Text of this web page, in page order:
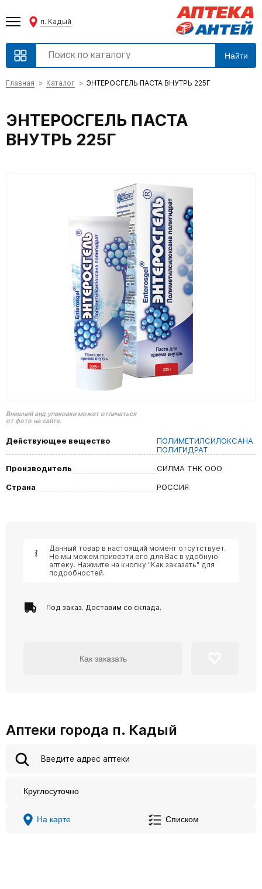
п. Кадый
Найти
Главная Каталог ЭНТЕРОСГЕЛЬ ПАСТА ВНУТРЬ 225Г
ЭНТЕРОСГЕЛЬ ПАСТА
ВНУТРЬ 225Г
Внешний вид упаковки может отличаться
от фото на сайте.
Действующее вещество
ПОЛИМЕТИЛСИЛОКСАНА
ПОЛИГИДРАТ
Производитель
СИЛМА ТНК ООО
Страна
РОССИЯ
Данный товар в настоящий момент отсутствует.
Но мы можем привезти его для Вас в удобную
аптеку. Нажмите на кнопку "Как заказать" для
подробностей.
Под заказ. Доставим со склада.
Как заказать
Аптеки города п. Кадый
Круглосуточно
На карте Списком